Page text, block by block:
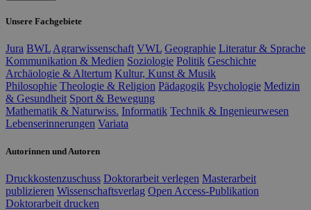
Unsere Fachgebiete
Jura BWLAgrarwissenschaft VWL Geographie Literatur & Sprache
Kommunikation & Medien Soziologie Politik Geschichte
Archäologie & Altertum Kultur, Kunst & Musik
Philosophie Theologie & Religion Pädagogik Psychologie Medizin
& Gesundheit Sport & Bewegung
Mathematik & Naturwiss. Informatik Technik & Ingenieurwesen
Lebenserinnerungen Variata
Autorinnen und Autoren
Druckkostenzuschuss Doktorarbeit verlegen Masterarbeit
publizieren Wissenschaftsverlag Open Access-Publikation
Doktorarbeit drucken